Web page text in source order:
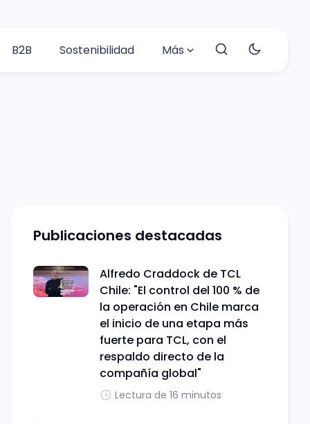
B2B Sostenibilidad Más
Publicaciones destacadas
Alfredo Craddock de TCL
Chile: "El control del 100 % de
la operación en Chile marca
el inicio de una etapa más
fuerte para TCL, con el
respaldo directo de la
compañía global"
Lectura de 16 minutos